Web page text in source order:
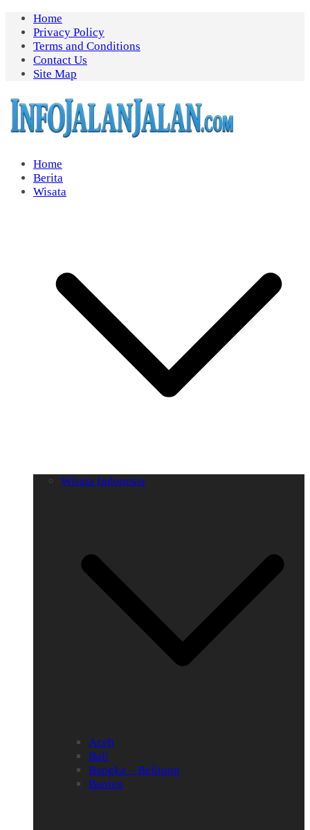
Skip
content
Home
Privacy Policy
Terms and Conditions
Contact Us
Site Map
Home
Berita
Wisata
Wisata Indonesia
Aceh
Bali
Bangka – Belitung
Banten